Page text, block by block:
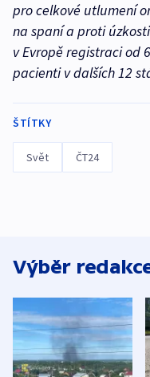
pro celkové utlumení
na spaní a proti
v Evropě registraci od
pacienti v dalších 12
ŠTÍTKY
Svět ČT24
Výběr